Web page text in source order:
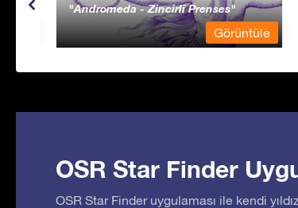
Andromeda - Zincirli Prenses
Görüntüle
OSR Star Finder
OSR Star Finder uygulaması ile kendi